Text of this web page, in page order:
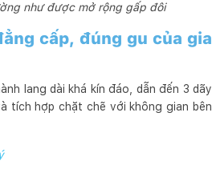
như được mở rộng gấp đôi
cấp, đúng gu của gia
lang dài khá kín đáo, dẫn đến 3 dãy
tích hợp chặt chẽ với không gian bên